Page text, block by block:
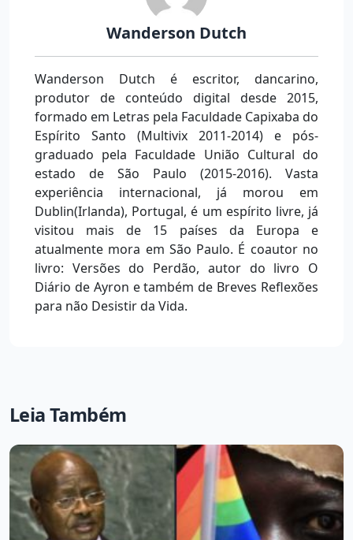
Wanderson Dutch
Wanderson Dutch é escritor, dancarino,
produtor de conteúdo digital desde 2015,
formado em Letras pela Faculdade Capixaba do
Espírito Santo (Multivix 2011-2014) e pós-
graduado pela Faculdade União Cultural do
estado de São Paulo (2015-2016). Vasta
experiência internacional, já morou em
Dublin(Irlanda), Portugal, é um espírito livre, já
visitou mais de 15 países da Europa e
atualmente mora em São Paulo. É coautor no
livro: Versões do Perdão, autor do livro O
Diário de Ayron e também de Breves Reflexões
para não Desistir da Vida.
Leia Também